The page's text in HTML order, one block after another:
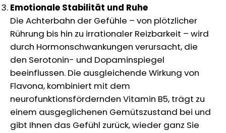
Emotionale Stabilität und Ruhe
Die Achterbahn der Gefühle – von plötzlicher
Rührung bis hin zu irrationaler Reizbarkeit – wird
durch Hormonschwankungen verursacht, die
den Serotonin- und Dopaminspiegel
beeinflussen. Die ausgleichende Wirkung von
Flavona, kombiniert mit dem
neurofunktionsfördernden Vitamin B5, trägt zu
einem ausgeglichenen Gemütszustand bei und
gibt Ihnen das Gefühl zurück, wieder ganz Sie